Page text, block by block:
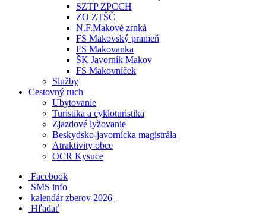
SZTP ZPCCH
ZO ZTŠČ
N.F.Makové zrnká
FS Makovský prameň
FS Makovanka
ŠK Javorník Makov
FS Makovníček
Služby
Cestovný ruch
Ubytovanie
Turistika a cykloturistika
Zjazdové lyžovanie
Beskydsko-javornícka magistrála
Atraktivity obce
OCR Kysuce
Facebook
SMS info
​ kalendár zberov 2026
Hľadať